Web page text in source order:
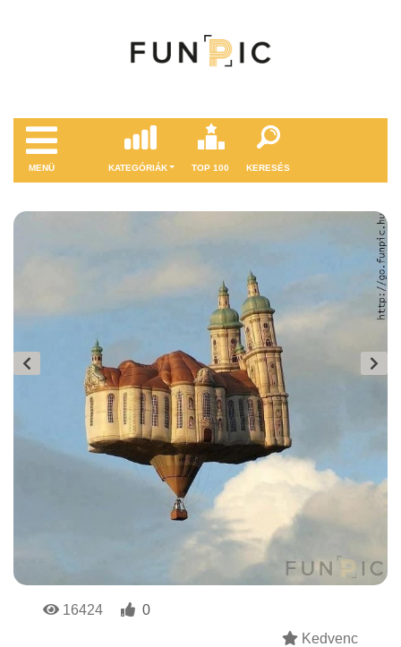
MENÜ KATEGÓRIÁK TOP 100 KERESÉS
16424
0
Kedvenc